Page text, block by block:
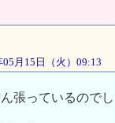
05月15日（火）09:13
張っているのでし